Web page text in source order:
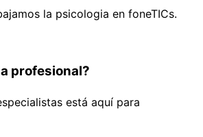
la psicologia en foneTICs.
profesional?
está aquí para